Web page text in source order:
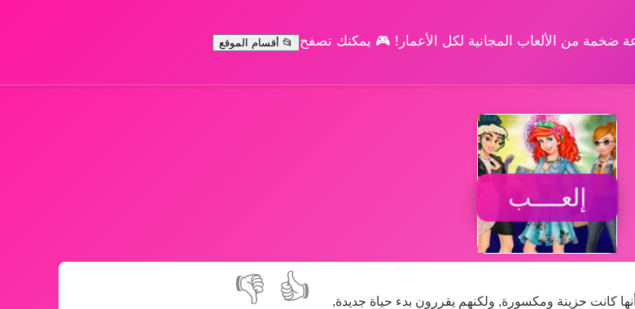
ضخمة من الألعاب المجانية لكل الأعمار! 🎮 يمكنك تصفح 📂 أقسام الموقع
إلعــــب
👍
👎
كانت حزينة ومكسورة, ولكنهم يقررون بدء حياة جديدة,